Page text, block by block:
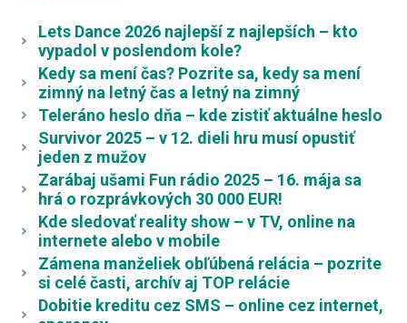
Lets Dance 2026 najlepší z najlepších – kto
vypadol v poslendom kole?
Kedy sa mení čas? Pozrite sa, kedy sa mení
zimný na letný čas a letný na zimný
Teleráno heslo dňa – kde zistiť aktuálne heslo
Survivor 2025 – v 12. dieli hru musí opustiť
jeden z mužov
Zarábaj ušami Fun rádio 2025 – 16. mája sa
hrá o rozprávkových 30 000 EUR!
Kde sledovať reality show – v TV, online na
internete alebo v mobile
Zámena manželiek obľúbená relácia – pozrite
si celé časti, archív aj TOP relácie
Dobitie kreditu cez SMS – online cez internet,